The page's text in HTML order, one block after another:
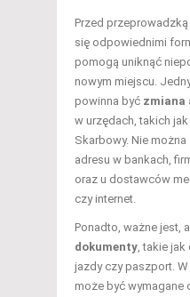
Przed
się odpowiednimi
pomogą uniknąć
nowym miejscu.
powinna być zmiana
w urzędach, takich
Skarbowy. Nie
adresu w bankach,
oraz u dostawców
czy internet.
Ponadto, ważne jest,
dokumenty , takie
jazdy czy paszport.
może być wymagane